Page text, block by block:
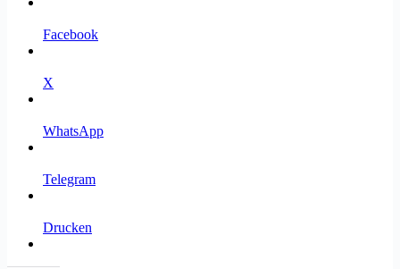
Facebook
X
WhatsApp
Telegram
Drucken